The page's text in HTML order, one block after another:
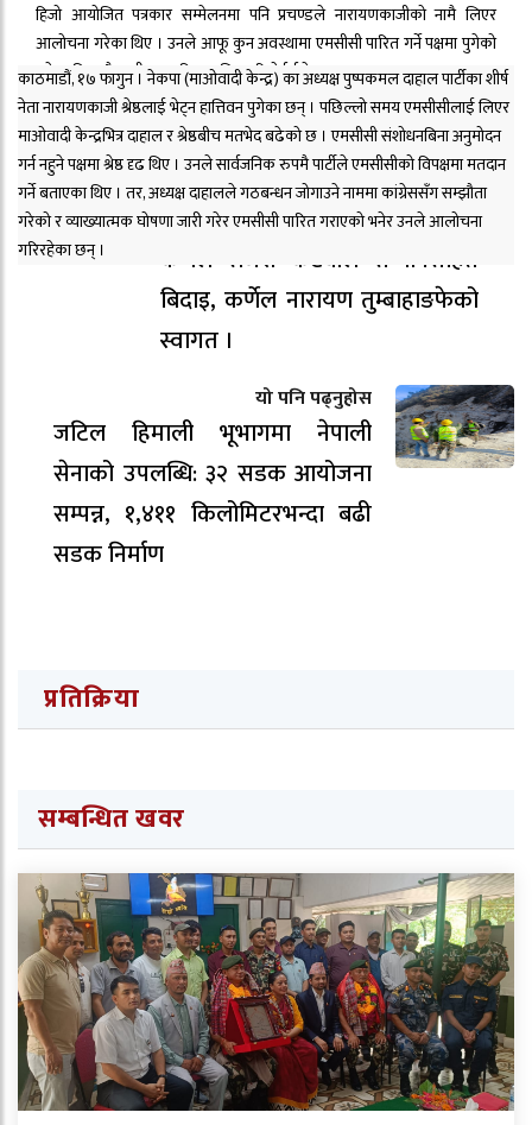
काठमाडौं, १७ फागुन । नेकपा (माओवादी केन्द्र) का अध्यक्ष पुष्पकमल दाहाल पार्टीका शीर्ष
नेता नारायणकाजी श्रेष्ठलाई भेट्न हात्तिवन पुगेका छन् । पछिल्लो समय एमसीसीलाई लिएर
माओवादी केन्द्रभित्र दाहाल र श्रेष्ठबीच मतभेद बढेको छ । एमसीसी संशोधनबिना अनुमोदन
गर्न नहुने पक्षमा श्रेष्ठ दृढ थिए । उनले सार्वजनिक रुपमै पार्टीले एमसीसीको विपक्षमा मतदान
गर्ने बताएका थिए । तर, अध्यक्ष दाहालले गठबन्धन जोगाउने नाममा कांग्रेससँग सम्झौता
गरेको र व्याख्यात्मक घोषणा जारी गरेर एमसीसी पारित गराएको भनेर उनले आलोचना
गरिरहेका छन् ।
हिजो आयोजित पत्रकार सम्मेलनमा पनि प्रचण्डले नारायणकाजीको नामै लिएर
आलोचना गरेका थिए । उनले आफू कुन अवस्थामा एमसीसी पारित गर्ने पक्षमा पुगेको
भनेर पनि लामै स्पष्टीकरण दिएका थिए । रिपोर्टर्स नेपाल
यो पनि पढ्नुहोस
दार्चुला–टिंकर सडक आयोजना प्रमुख
कर्णेल राजेश कटवाल सम्मानसहित
बिदाइ, कर्णेल नारायण तुम्बाहाङफेको
स्वागत ।
यो पनि पढ्नुहोस
जटिल हिमाली भूभागमा नेपाली
सेनाको उपलब्धि: ३२ सडक आयोजना
सम्पन्न, १,४११ किलोमिटरभन्दा बढी
सडक निर्माण
प्रतिक्रिया
सम्बन्धित खवर